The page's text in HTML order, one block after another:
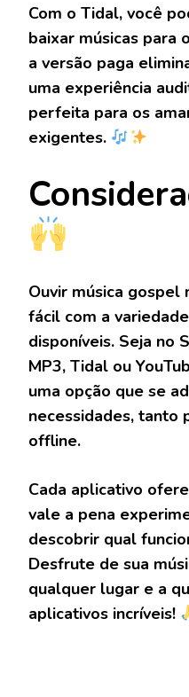
Com o Tidal, você
baixar músicas para
a versão paga
uma experiência
perfeita para os
exigentes.
Ouvir música gospel
fácil com a
disponíveis. Seja no
MP3, Tidal ou
uma opção que se
necessidades, tanto
offline.
Cada aplicativo
vale a pena
descobrir qual
Desfrute de sua
qualquer lugar e a
aplicativos incríveis!